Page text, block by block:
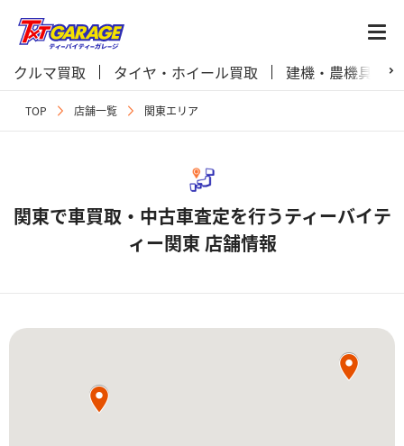
クルマ買取 タイヤ・ホイール買取 建機・農機具買取
TOP 店舗一覧 関東エリア
関東で車買取・中古車査定を行うティーバイテ
ィー関東 店舗情報